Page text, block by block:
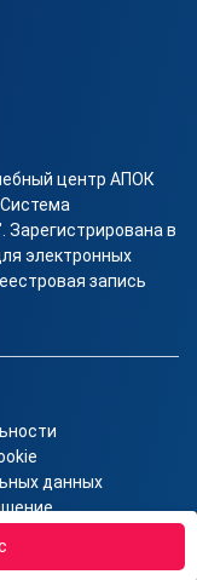
центр АПОК
Зарегистрирована в
электронных
запись
данных